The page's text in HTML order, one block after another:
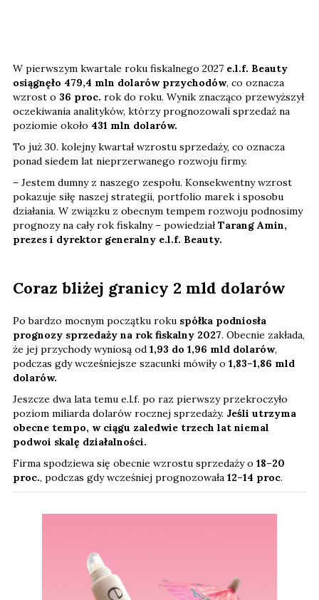
W pierwszym kwartale roku fiskalnego 2027 e.l.f. Beauty
osiągnęło 479,4 mln dolarów przychodów, co oznacza
wzrost o 36 proc. rok do roku. Wynik znacząco przewyższył
oczekiwania analityków, którzy prognozowali sprzedaż na
poziomie około 431 mln dolarów.
To już 30. kolejny kwartał wzrostu sprzedaży, co oznacza
ponad siedem lat nieprzerwanego rozwoju firmy.
– Jestem dumny z naszego zespołu. Konsekwentny wzrost
pokazuje siłę naszej strategii, portfolio marek i sposobu
działania. W związku z obecnym tempem rozwoju podnosimy
prognozy na cały rok fiskalny – powiedziałTarang Amin,
prezes i dyrektor generalny e.l.f. Beauty.
Coraz bliżej granicy 2 mld dolarów
Po bardzo mocnym początku roku spółka podniosła
prognozy sprzedaży na rok fiskalny 2027. Obecnie zakłada,
że jej przychody wyniosą od 1,93 do 1,96 mld dolarów,
podczas gdy wcześniejsze szacunki mówiły o 1,83–1,86 mld
dolarów.
Jeszcze dwa lata temu e.l.f. po raz pierwszy przekroczyło
poziom miliarda dolarów rocznej sprzedaży. Jeśli utrzyma
obecne tempo, w ciągu zaledwie trzech lat niemal
podwoi skalę działalności.
Firma spodziewa się obecnie wzrostu sprzedaży o 18–20
proc., podczas gdy wcześniej prognozowała 12–14 proc.